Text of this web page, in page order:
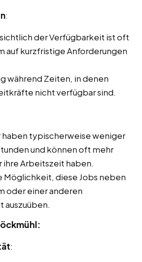
:
der Verfügbarkeit ist oft
auf kurzfristige Anforderungen
während Zeiten, in denen
nicht verfügbar sind.
typischerweise weniger
und können oft mehr
ihre Arbeitszeit haben.
Möglichkeit, diese Jobs neben
oder einer anderen
: